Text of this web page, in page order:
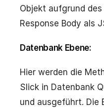
Objekt aufgrund
Response Body als
Datenbank Ebene:
Hier werden die
Slick in Datenbank
und ausgeführt. Die